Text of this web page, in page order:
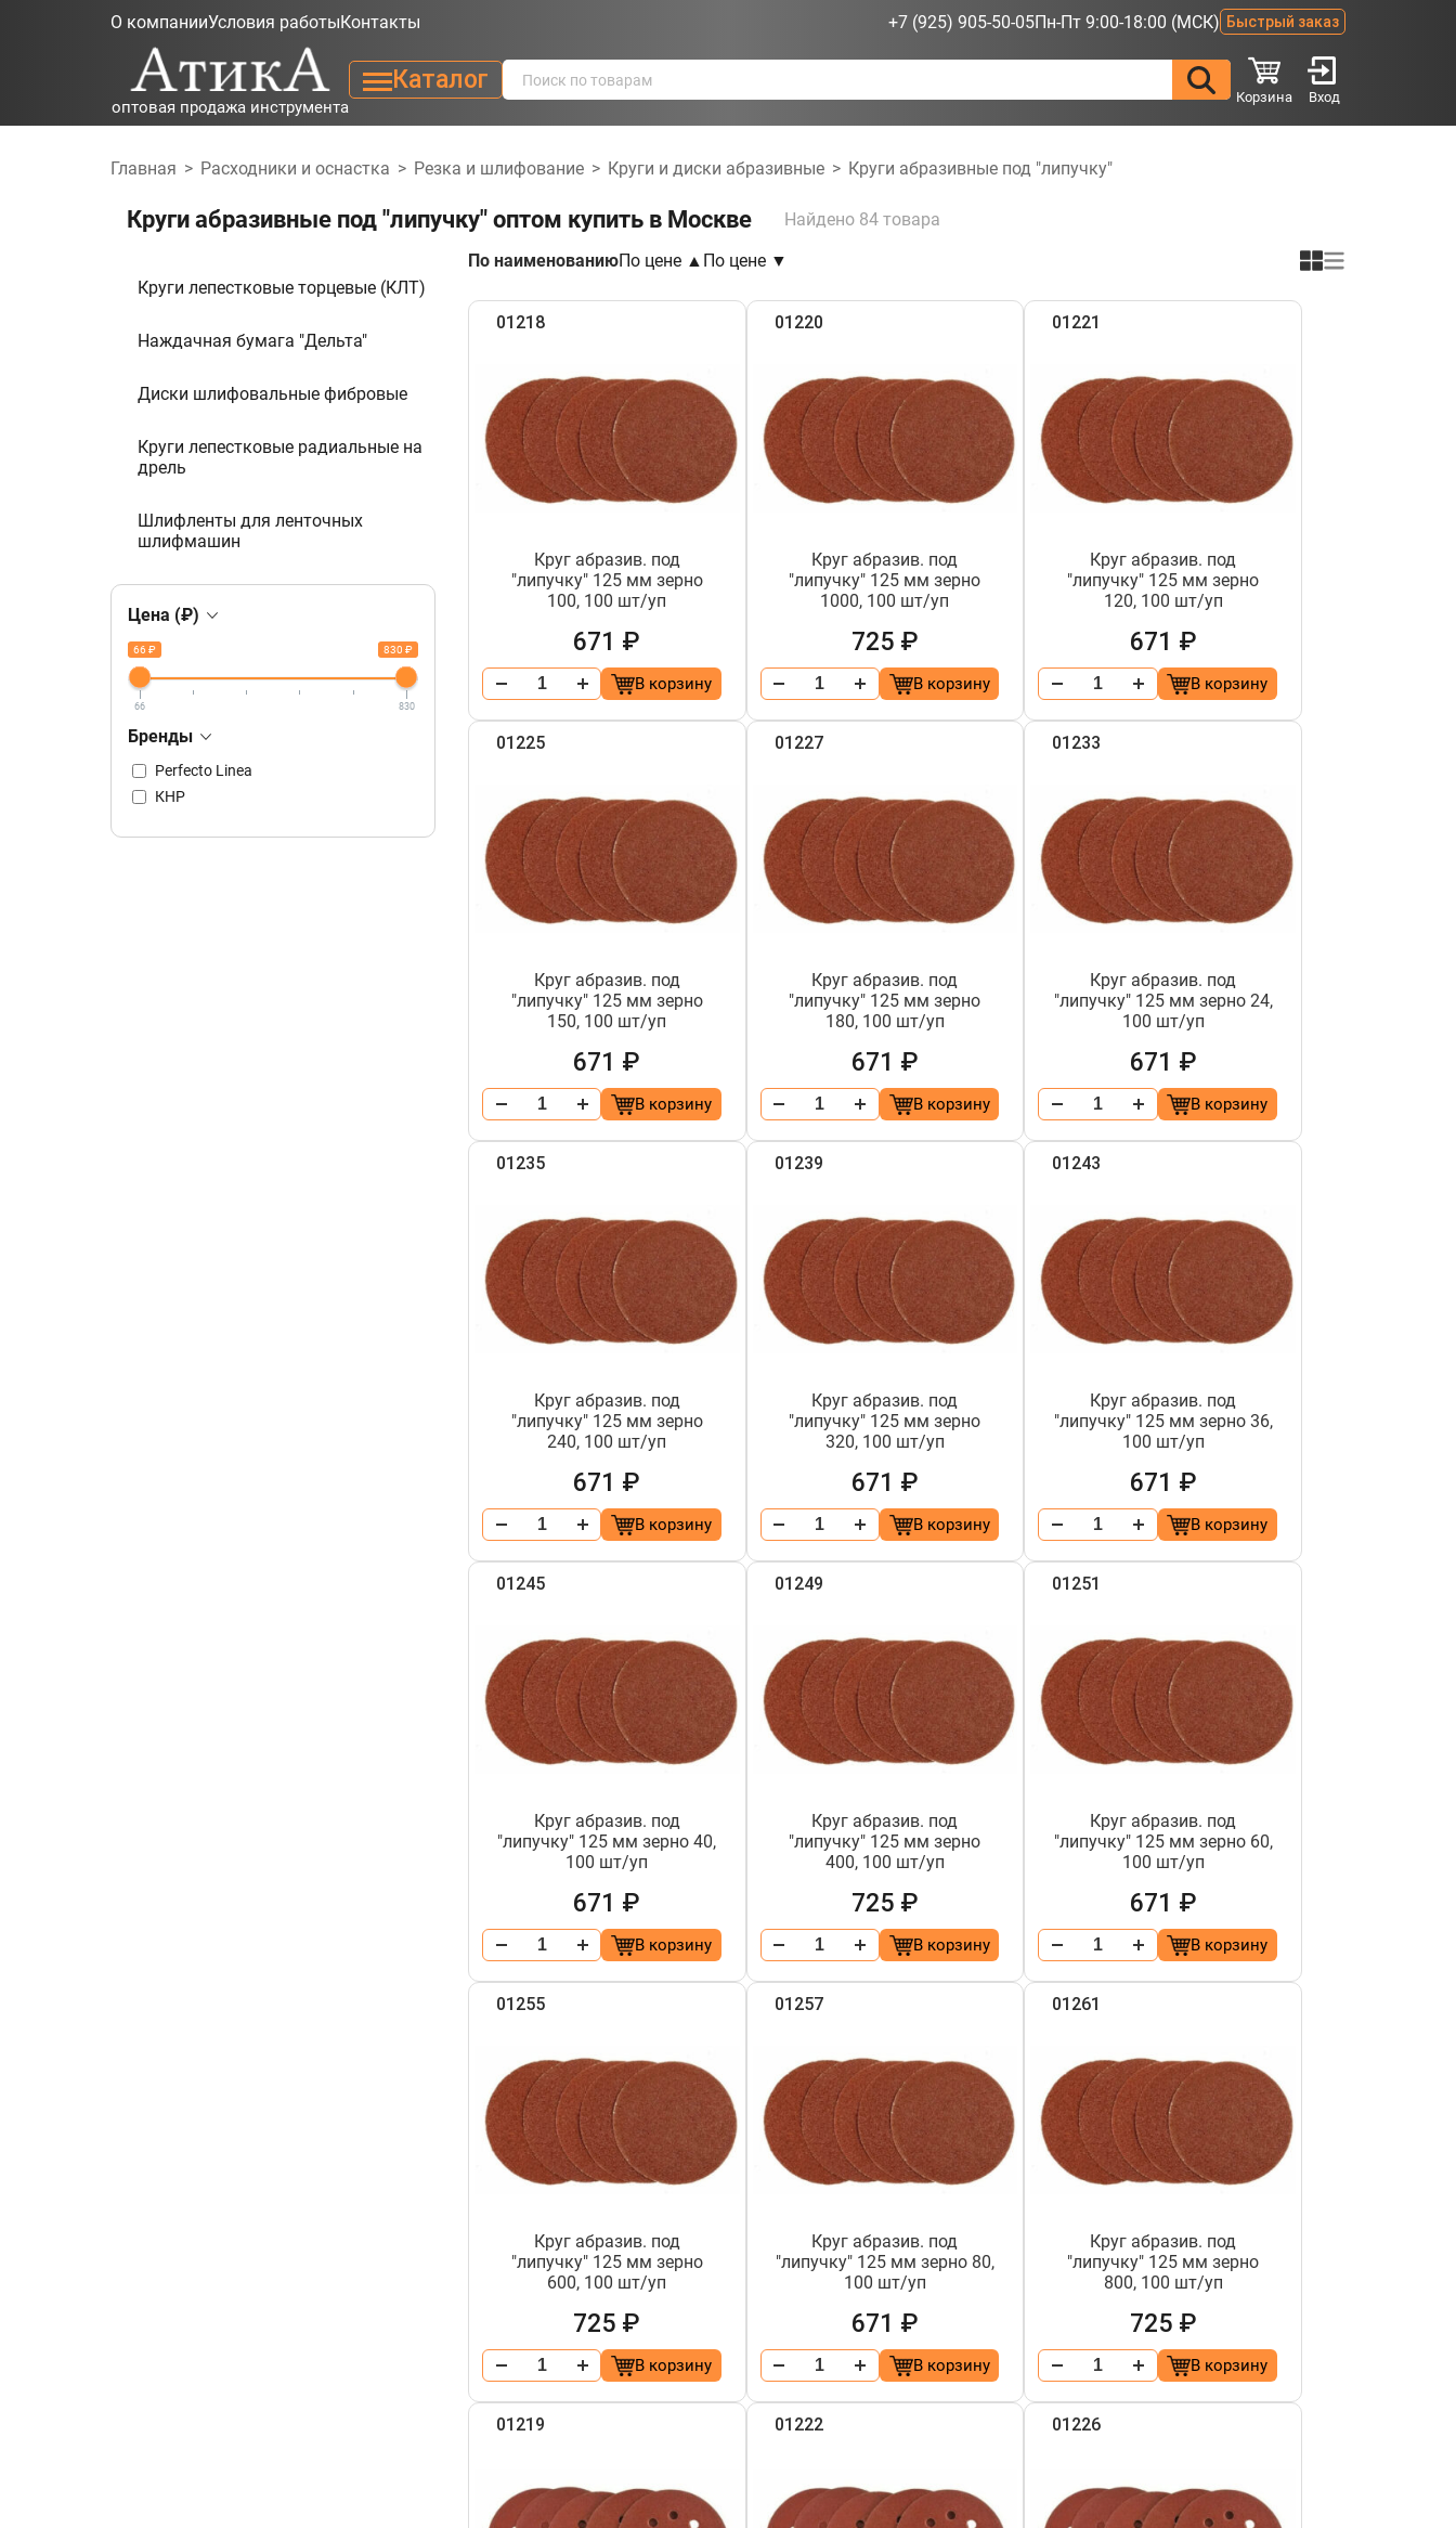
О компанииУсловия работыКонтакты +7 (925) 905-50-05Пн-Пт 9:00-18:00 (МСК) Быстрый заказ
оптовая продажа инструмента
Каталог
Корзина Вход
Главная > Расходники и оснастка > Резка и шлифование > Круги и диски абразивные > Круги абразивные под "липучку"
Круги абразивные под "липучку" Найдено 84 товара
Круги лепестковые торцевые (КЛТ)
Наждачная бумага "Дельта"
Диски шлифовальные фибровые
Круги лепестковые радиальные на
дрель
Шлифленты для ленточных
шлифмашин
Цена (₽)
66 ₽ 830 ₽
66 830
Бренды
Perfecto Linea
КНР
По наименованиюПо цене ▲ По цене ▼
01218
Круг абразив. под
"липучку" 125 мм зерно
100, 100 шт/уп
671 ₽
В корзину
01220
Круг абразив. под
"липучку" 125 мм зерно
1000, 100 шт/уп
725 ₽
В корзину
01221
Круг абразив. под
"липучку" 125 мм зерно
120, 100 шт/уп
671 ₽
В корзину
01225
Круг абразив. под
"липучку" 125 мм зерно
150, 100 шт/уп
671 ₽
В корзину
01227
Круг абразив. под
"липучку" 125 мм зерно
180, 100 шт/уп
671 ₽
В корзину
01233
Круг абразив. под
"липучку" 125 мм зерно 24,
100 шт/уп
671 ₽
В корзину
01235
Круг абразив. под
"липучку" 125 мм зерно
240, 100 шт/уп
671 ₽
В корзину
01239
Круг абразив. под
"липучку" 125 мм зерно
320, 100 шт/уп
671 ₽
В корзину
01243
Круг абразив. под
"липучку" 125 мм зерно 36,
100 шт/уп
671 ₽
В корзину
01245
Круг абразив. под
"липучку" 125 мм зерно 40,
100 шт/уп
671 ₽
В корзину
01249
Круг абразив. под
"липучку" 125 мм зерно
400, 100 шт/уп
725 ₽
В корзину
01251
Круг абразив. под
"липучку" 125 мм зерно 60,
100 шт/уп
671 ₽
В корзину
01255
Круг абразив. под
"липучку" 125 мм зерно
600, 100 шт/уп
725 ₽
В корзину
01257
Круг абразив. под
"липучку" 125 мм зерно 80,
100 шт/уп
671 ₽
В корзину
01261
Круг абразив. под
"липучку" 125 мм зерно
800, 100 шт/уп
725 ₽
В корзину
01219 01222 01226